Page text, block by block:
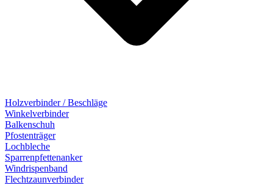
Holzverbinder / Beschläge
Winkelverbinder
Balkenschuh
Pfostenträger
Lochbleche
Sparrenpfettenanker
Windrispenband
Flechtzaunverbinder